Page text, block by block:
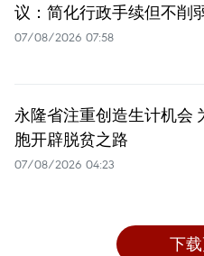
议：简化行政手续但不削
07/08/2026 07:58
永隆省注重创造生计机会
胞开辟脱贫之路
07/08/2026 04:23
下